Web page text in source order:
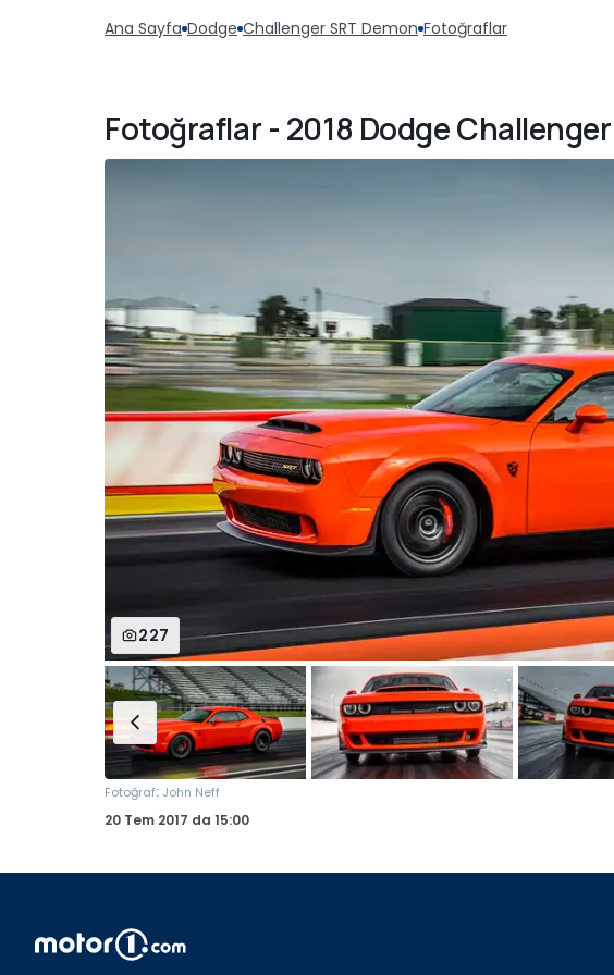
Ana Sayfa Dodge Challenger SRT Demon Fotoğraflar
Fotoğraflar - 2018 Dodge
227
Fotoğraf: John Neff
20 Tem 2017 da 15:00